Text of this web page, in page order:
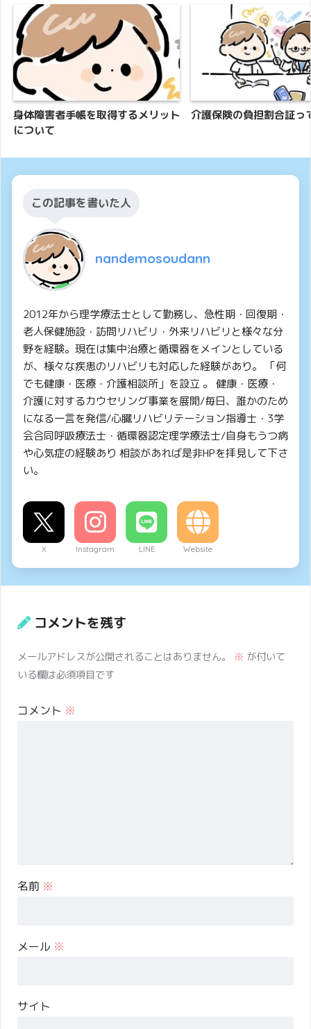
身体障害者手帳を取得するメリット
について
介護保険の負担割合証っ
この記事を書いた人
nandemosoudann
2012年から理学療法士として勤務し、急性期・回復期・
老人保健施設・訪問リハビリ・外来リハビリと様々な分
野を経験。現在は集中治療と循環器をメインとしている
が、様々な疾患のリハビリも対応した経験があり。 「何
でも健康・医療・介護相談所」を設立 。 健康・医療・
介護に対するカウセリング事業を展開/毎日、誰かのため
になる一言を発信/心臓リハビリテーション指導士・3学
会合同呼吸療法士・循環器認定理学療法士/自身もうつ病
や心気症の経験あり 相談があれば是非HPを拝見して下さ
い。
X Instagram LINE Website
コメントを残す
メールアドレスが公開されることはありません。 ※ が付いて
いる欄は必須項目です
コメント ※
名前 ※
メール ※
サイト